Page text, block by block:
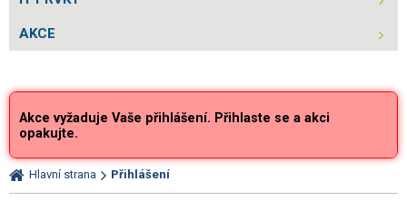
AKCE
Akce vyžaduje Vaše přihlášení. Přihlaste se a akci
opakujte.
Hlavní strana Přihlášení